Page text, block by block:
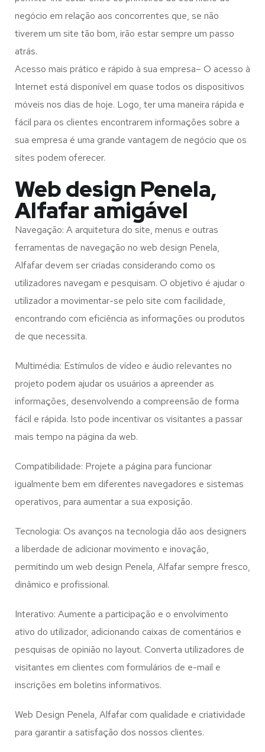
negócio em relação aos concorrentes que, se não
tiverem um site tão bom, irão estar sempre um passo
atrás.
Acesso mais prático e rápido à sua empresa– O acesso à
Internet está disponível em quase todos os dispositivos
móveis nos dias de hoje. Logo, ter uma maneira rápida e
fácil para os clientes encontrarem informações sobre a
sua empresa é uma grande vantagem de negócio que os
sites podem oferecer.
Web design Penela,
Alfafar amigável
Navegação: A arquitetura do site, menus e outras
ferramentas de navegação no web design Penela,
Alfafar devem ser criadas considerando como os
utilizadores navegam e pesquisam. O objetivo é ajudar o
utilizador a movimentar-se pelo site com facilidade,
encontrando com eficiência as informações ou produtos
de que necessita.
Multimédia: Estímulos de vídeo e áudio relevantes no
projeto podem ajudar os usuários a apreender as
informações, desenvolvendo a compreensão de forma
fácil e rápida. Isto pode incentivar os visitantes a passar
mais tempo na página da web.
Compatibilidade: Projete a página para funcionar
igualmente bem em diferentes navegadores e sistemas
operativos, para aumentar a sua exposição.
Tecnologia: Os avanços na tecnologia dão aos designers
a liberdade de adicionar movimento e inovação,
permitindo um web design Penela, Alfafar sempre fresco,
dinâmico e profissional.
Interativo: Aumente a participação e o envolvimento
ativo do utilizador, adicionando caixas de comentários e
pesquisas de opinião no layout. Converta utilizadores de
visitantes em clientes com formulários de e-mail e
inscrições em boletins informativos.
Web Design Penela, Alfafar com qualidade e criatividade
para garantir a satisfação dos nossos clientes.